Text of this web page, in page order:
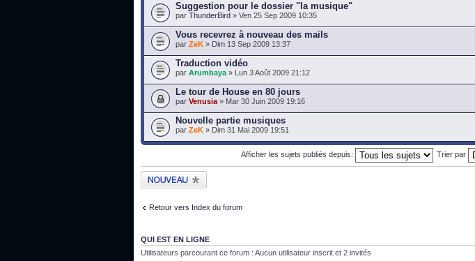
Suggestion pour le dossier "la musique"
par ThunderBird » Ven 25 Sep 2009 10:35
Vous recevrez à nouveau des mails
par ZeK » Dim 13 Sep 2009 13:37
Traduction vidéo
par Arumbaya » Lun 3 Août 2009 21:12
Le tour de House en 80 jours
par Venusia » Mar 30 Juin 2009 19:16
Nouvelle partie musiques
par ZeK » Dim 31 Mai 2009 19:51
Afficher les sujets publiés depuis: Trier par
Publier un nouveau
sujet
Retour vers Index du forum
QUI EST EN LIGNE
Utilisateurs parcourant ce forum : Aucun utilisateur inscrit et 2 invités